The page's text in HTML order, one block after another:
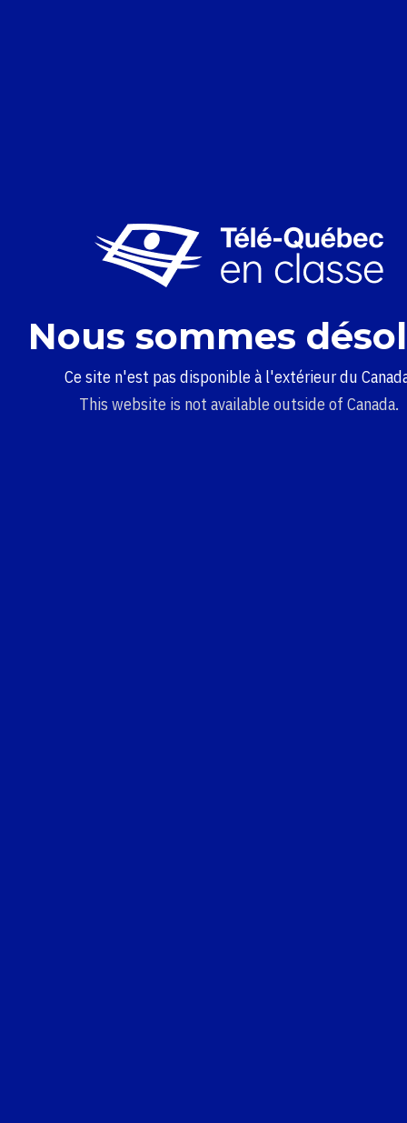
Nous sommes
Ce site n'est pas disponible à l'extérieur du
This website is not available outside of Canada.